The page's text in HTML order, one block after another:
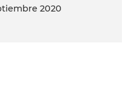
2020